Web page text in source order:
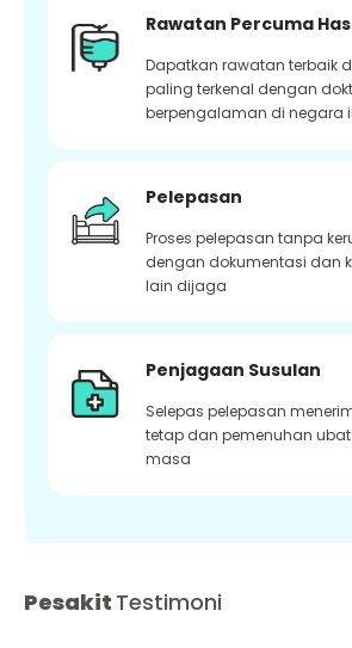
Rawatan Percuma
Dapatkan rawatan terbaik
paling terkenal dengan
berpengalaman di negara
Pelepasan
Proses pelepasan tanpa
dengan dokumentasi dan
lain dijaga
Penjagaan Susulan
Selepas pelepasan
tetap dan pemenuhan
masa
Pesakit Testimoni